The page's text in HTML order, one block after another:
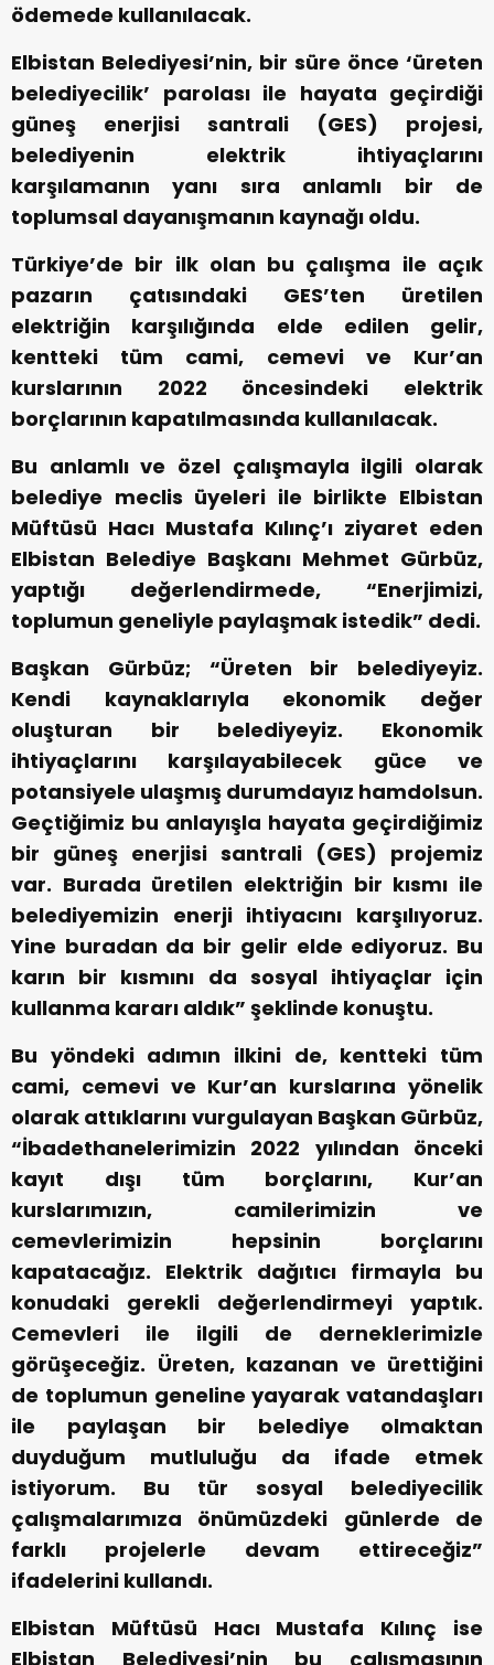
ödemede kullanılacak.
Elbistan Belediyesi’nin, bir süre önce ‘üreten
belediyecilik’ parolası ile hayata geçirdiği
güneş enerjisi santrali (GES) projesi,
belediyenin elektrik ihtiyaçlarını
karşılamanın yanı sıra anlamlı bir de
toplumsal dayanışmanın kaynağı oldu.
Türkiye’de bir ilk olan bu çalışma ile açık
pazarın çatısındaki GES’ten üretilen
elektriğin karşılığında elde edilen gelir,
kentteki tüm cami, cemevi ve Kur’an
kurslarının 2022 öncesindeki elektrik
borçlarının kapatılmasında kullanılacak.
Bu anlamlı ve özel çalışmayla ilgili olarak
belediye meclis üyeleri ile birlikte Elbistan
Müftüsü Hacı Mustafa Kılınç’ı ziyaret eden
Elbistan Belediye Başkanı Mehmet Gürbüz,
yaptığı değerlendirmede, “Enerjimizi,
toplumun geneliyle paylaşmak istedik” dedi.
Başkan Gürbüz; “Üreten bir belediyeyiz.
Kendi kaynaklarıyla ekonomik değer
oluşturan bir belediyeyiz. Ekonomik
ihtiyaçlarını karşılayabilecek güce ve
potansiyele ulaşmış durumdayız hamdolsun.
Geçtiğimiz bu anlayışla hayata geçirdiğimiz
bir güneş enerjisi santrali (GES) projemiz
var. Burada üretilen elektriğin bir kısmı ile
belediyemizin enerji ihtiyacını karşılıyoruz.
Yine buradan da bir gelir elde ediyoruz. Bu
karın bir kısmını da sosyal ihtiyaçlar için
kullanma kararı aldık” şeklinde konuştu.
Bu yöndeki adımın ilkini de, kentteki tüm
cami, cemevi ve Kur’an kurslarına yönelik
olarak attıklarını vurgulayan Başkan Gürbüz,
“İbadethanelerimizin 2022 yılından önceki
kayıt dışı tüm borçlarını, Kur’an
kurslarımızın, camilerimizin ve
cemevlerimizin hepsinin borçlarını
kapatacağız. Elektrik dağıtıcı firmayla bu
konudaki gerekli değerlendirmeyi yaptık.
Cemevleri ile ilgili de derneklerimizle
görüşeceğiz. Üreten, kazanan ve ürettiğini
de toplumun geneline yayarak vatandaşları
ile paylaşan bir belediye olmaktan
duyduğum mutluluğu da ifade etmek
istiyorum. Bu tür sosyal belediyecilik
çalışmalarımıza önümüzdeki günlerde de
farklı projelerle devam ettireceğiz”
ifadelerini kullandı.
Elbistan Müftüsü Hacı Mustafa Kılınç ise
Elbistan Belediyesi’nin bu çalışmasının